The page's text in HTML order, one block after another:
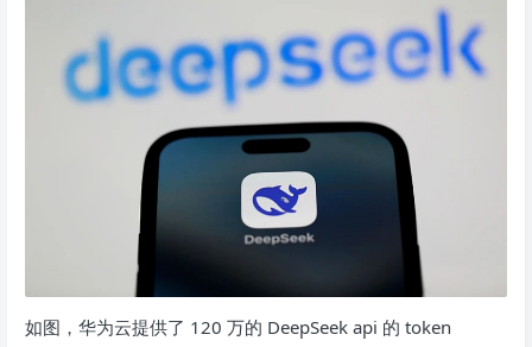
如图，华为云提供了 120 万的 DeepSeek api 的 token